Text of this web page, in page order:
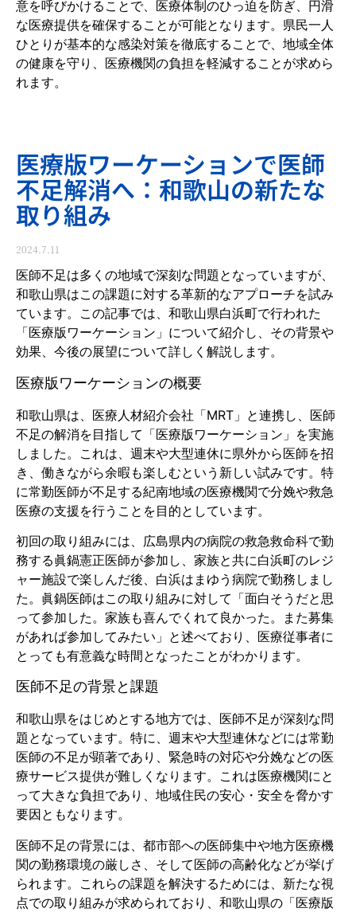
意を呼びかけることで、医療体制のひっ迫を防ぎ、円滑
な医療提供を確保することが可能となります。県民一人
ひとりが基本的な感染対策を徹底することで、地域全体
の健康を守り、医療機関の負担を軽減することが求めら
れます。
医療版ワーケーションで医師
不足解消へ：和歌山の新たな
取り組み
2024.7.11
医師不足は多くの地域で深刻な問題となっていますが、
和歌山県はこの課題に対する革新的なアプローチを試み
ています。この記事では、和歌山県白浜町で行われた
「医療版ワーケーション」について紹介し、その背景や
効果、今後の展望について詳しく解説します。
医療版ワーケーションの概要
和歌山県は、医療人材紹介会社「MRT」と連携し、医師
不足の解消を目指して「医療版ワーケーション」を実施
しました。これは、週末や大型連休に県外から医師を招
き、働きながら余暇も楽しむという新しい試みです。特
に常勤医師が不足する紀南地域の医療機関で分娩や救急
医療の支援を行うことを目的としています。
初回の取り組みには、広島県内の病院の救急救命科で勤
務する眞鍋憲正医師が参加し、家族と共に白浜町のレジ
ャー施設で楽しんだ後、白浜はまゆう病院で勤務しまし
た。眞鍋医師はこの取り組みに対して「面白そうだと思
って参加した。家族も喜んでくれて良かった。また募集
があれば参加してみたい」と述べており、医療従事者に
とっても有意義な時間となったことがわかります。
医師不足の背景と課題
和歌山県をはじめとする地方では、医師不足が深刻な問
題となっています。特に、週末や大型連休などには常勤
医師の不足が顕著であり、緊急時の対応や分娩などの医
療サービス提供が難しくなります。これは医療機関にと
って大きな負担であり、地域住民の安心・安全を脅かす
要因ともなります。
医師不足の背景には、都市部への医師集中や地方医療機
関の勤務環境の厳しさ、そして医師の高齢化などが挙げ
られます。これらの課題を解決するためには、新たな視
点での取り組みが求められており、和歌山県の「医療版